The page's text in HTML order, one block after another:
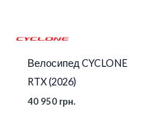
Велосипед CYCLONE
RTX (2026)
40 950 грн.